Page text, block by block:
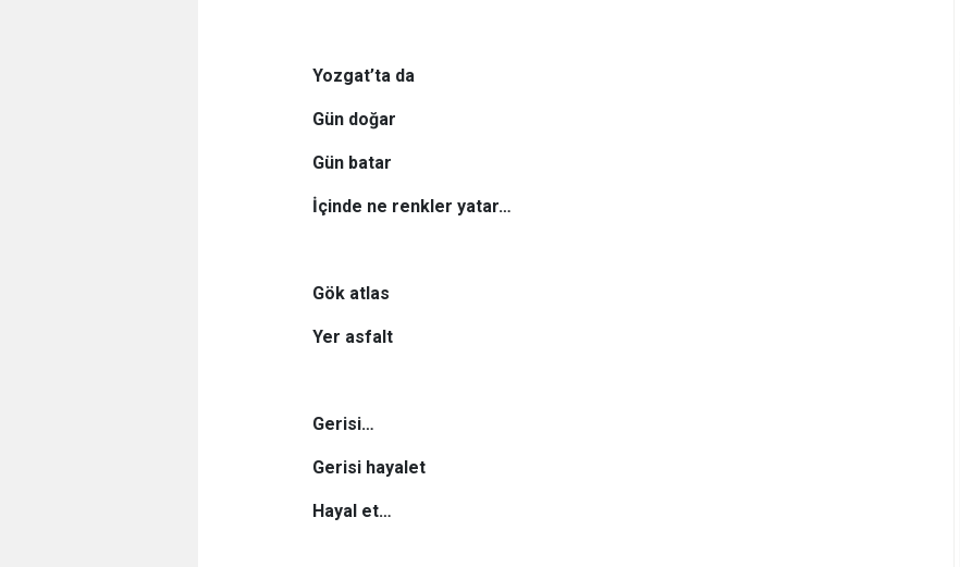
Yozgat’ta da
Gün doğar
Gün batar
İçinde ne renkler yatar…
Gök atlas
Yer asfalt
Gerisi…
Gerisi hayalet
Hayal et…